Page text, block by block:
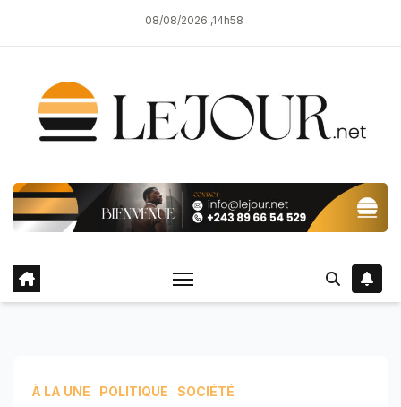
08/08/2026 ,14h58
À LA UNE POLITIQUE SOCIÉTÉ